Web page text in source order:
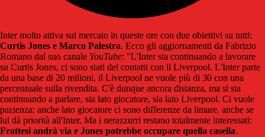
Inter molto attiva sul mercato in queste ore con due obiettivi su tutti:
Curtis Jones e Marco Palestra. Ecco gli aggiornamenti da Fabrizio
Romano dal suo canale YouTube: "L'Inter sta continuando a lavorare
su Curtis Jones, ci sono stati dei contatti con il Liverpool. L'Inter parte
da una base di 20 milioni, il Liverpool ne vuole più di 30 con una
percentuale sulla rivendita. C'è dunque ancora distanza, ma si sta
continuando a parlare, sia lato giocatore, sia lato Liverpool. Ci vuole
pazienza: anche lato giocatore ci sono differenze da limare, anche se
lui dà priorità all'Inter. Ma i nerazzurri restano totalmente interessati:
Frattesi andrà via e Jones potrebbe occupare quella casella.